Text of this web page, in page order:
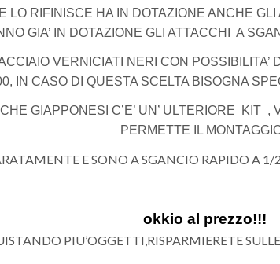
LO RIFINISCE HA IN DOTAZIONE ANCHE
GIA’ IN DOTAZIONE GLI ATTACCHI A
VERNICIATI NERI CON
IN CASO DI QUESTA SCELTA BISOGNA
GIAPPONESI C’E’ UN’ ULTERIORE KIT
PERMETTE IL
E SONO A SGANCIO RAPIDO A
okkio al prezzo!!!
PIU’OGGETTI,RISPARMIERETE